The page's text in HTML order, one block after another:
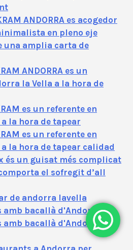
ANDORRA es acogedor
en pleno eje
una amplia carta de
ANDORRA es un
la Vella a la hora de
es un referente en
la hora de tapear
es un referente en
la hora de tapear calidad
és un guisat més complicat
el sofregit d’all
de andorra lavella
amb bacallà d'Andorra
amb bacallà d'Andorra la